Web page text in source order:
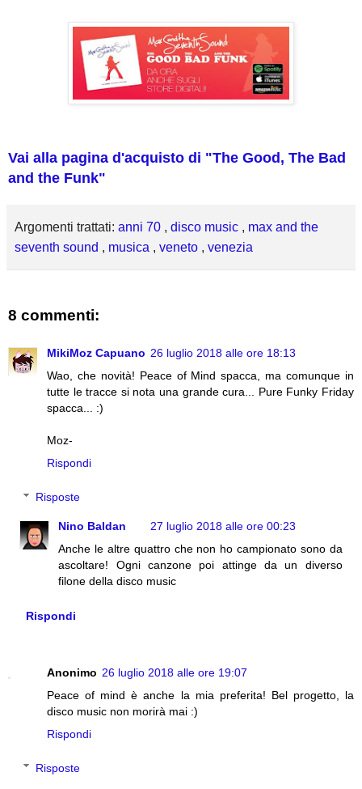
Vai alla pagina d'acquisto di "The Good, The Bad
and the Funk"
Argomenti trattati: anni 70 , disco music , max and the
seventh sound , musica , veneto , venezia
8 commenti:
MikiMoz Capuano 26 luglio 2018 alle ore 18:13
Wao, che novità! Peace of Mind spacca, ma comunque in
tutte le tracce si nota una grande cura... Pure Funky Friday
spacca... :)
Moz-
Rispondi
Risposte
Nino Baldan
27 luglio 2018 alle ore 00:23
Anche le altre quattro che non ho campionato sono da
ascoltare! Ogni canzone poi attinge da un diverso
filone della disco music
Rispondi
Anonimo 26 luglio 2018 alle ore 19:07
Peace of mind è anche la mia preferita! Bel progetto, la
disco music non morirà mai :)
Rispondi
Risposte